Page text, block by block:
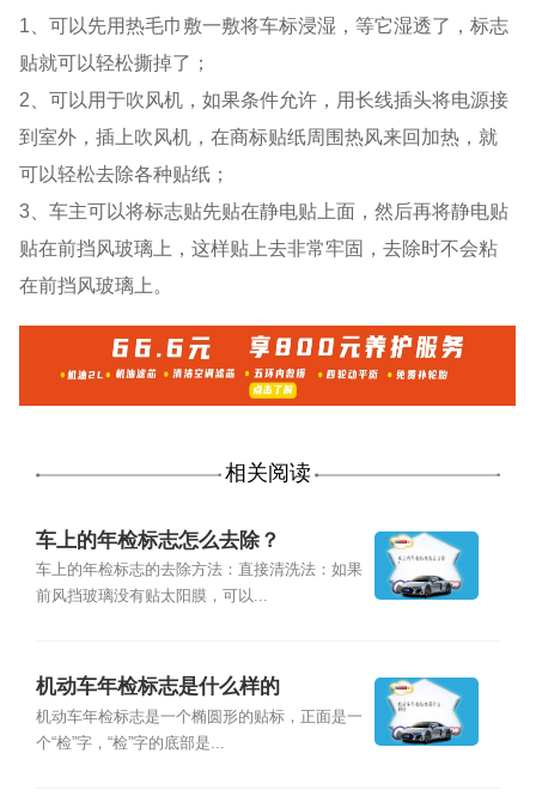
1、可以先用热毛巾敷一敷将车标浸湿，等它湿透了，标志
贴就可以轻松撕掉了；
2、可以用于吹风机，如果条件允许，用长线插头将电源接
到室外，插上吹风机，在商标贴纸周围热风来回加热，就
可以轻松去除各种贴纸；
3、车主可以将标志贴先贴在静电贴上面，然后再将静电贴
贴在前挡风玻璃上，这样贴上去非常牢固，去除时不会粘
在前挡风玻璃上。
相关阅读
车上的年检标志怎么去除？
车上的年检标志的去除方法：直接清洗法：如果
前风挡玻璃没有贴太阳膜，可以...
机动车年检标志是什么样的
机动车年检标志是一个椭圆形的贴标，正面是一
个“检”字，“检”字的底部是...